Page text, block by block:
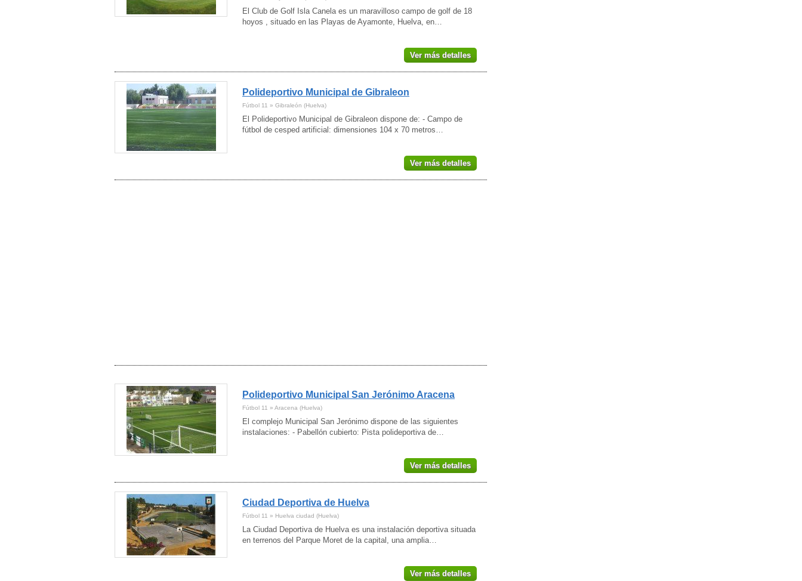
Madrid (51)
Málaga
Pontevedra (1)
Salamanca (2)
Segovia (2)
Sevilla
Tarragona (5)
Toledo (5)
El Club de Golf Isla Canela es un maravilloso campo de golf de 18
hoyos , situado en las Playas de Ayamonte, Huelva, en…
Ver más detalles
Polideportivo Municipal de Gibraleon
Fútbol 11 » Gibraleón (Huelva)
El Polideportivo Municipal de Gibraleon dispone de: - Campo de
fútbol de cesped artificial: dimensiones 104 x 70 metros…
Ver más detalles
Polideportivo Municipal San Jerónimo Aracena
Fútbol 11 » Aracena (Huelva)
El complejo Municipal San Jerónimo dispone de las siguientes
instalaciones: - Pabellón cubierto: Pista polideportiva de…
Ver más detalles
Ciudad Deportiva de Huelva
Fútbol 11 » Huelva ciudad (Huelva)
La Ciudad Deportiva de Huelva es una instalación deportiva situada
en terrenos del Parque Moret de la capital, una amplia…
Ver más detalles